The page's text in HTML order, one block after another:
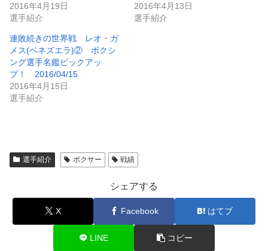
2016年4月19日
選手紹介
2016年4月13日
選手紹介
連敗続きの世界戦 レオ・ガ
メス(ベネズエラ)② ボクシ
ング選手名鑑ピックアッ
プ！ 2016/04/15
2016年4月15日
選手紹介
選手紹介 ボクサー 戦績
シェアする
X Facebook はてブ
LINE コピー